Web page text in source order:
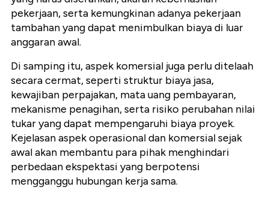
pekerjaan, serta kemungkinan adanya pekerjaan
tambahan yang dapat menimbulkan biaya di luar
anggaran awal.
Di samping itu, aspek komersial juga perlu ditelaah
secara cermat, seperti struktur biaya jasa,
kewajiban perpajakan, mata uang pembayaran,
mekanisme penagihan, serta risiko perubahan nilai
tukar yang dapat mempengaruhi biaya proyek.
Kejelasan aspek operasional dan komersial sejak
awal akan membantu para pihak menghindari
perbedaan ekspektasi yang berpotensi
mengganggu hubungan kerja sama.